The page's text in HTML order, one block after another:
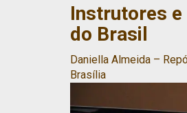
Instrutores e
do Brasil
Daniella Almeida –
Brasília